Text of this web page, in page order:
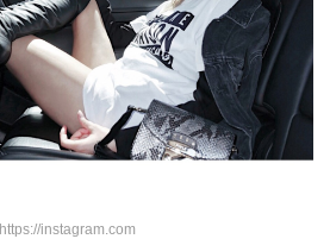
https://instagram.com